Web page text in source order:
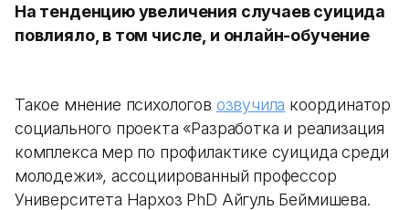
На тенденцию увеличения случаев суицида
повлияло, в том числе, и онлайн-обучение
Такое мнение психологов озвучила координатор
социального проекта «Разработка и реализация
комплекса мер по профилактике суицида среди
молодежи», ассоциированный профессор
Университета Нархоз PhD Айгуль Беймишева.